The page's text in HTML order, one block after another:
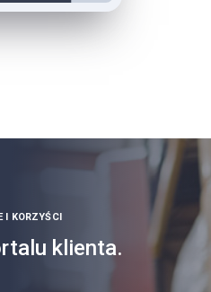
I KORZYŚCI
klienta.